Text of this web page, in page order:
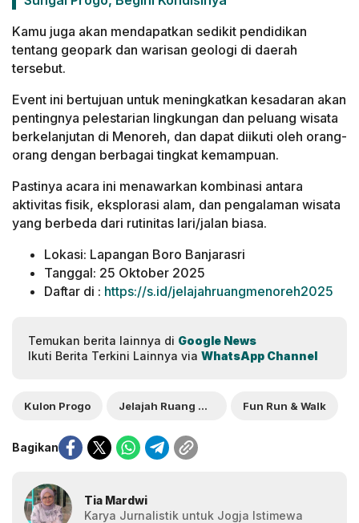
Kamu juga akan mendapatkan sedikit pendidikan
tentang geopark dan warisan geologi di daerah
tersebut.
Event ini bertujuan untuk meningkatkan kesadaran akan
pentingnya pelestarian lingkungan dan peluang wisata
berkelanjutan di Menoreh, dan dapat diikuti oleh orang-
orang dengan berbagai tingkat kemampuan.
Pastinya acara ini menawarkan kombinasi antara
aktivitas fisik, eksplorasi alam, dan pengalaman wisata
yang berbeda dari rutinitas lari/jalan biasa.
Lokasi: Lapangan Boro Banjarasri
Tanggal: 25 Oktober 2025
Daftar di : https://s.id/jelajahruangmenoreh2025
Temukan berita lainnya di Google News
Ikuti Berita Terkini Lainnya via WhatsApp Channel
Kulon Progo Jelajah Ruang Menoreh Fun Run & Walk
Bagikan
Tia Mardwi
Karya Jurnalistik untuk Jogja Istimewa